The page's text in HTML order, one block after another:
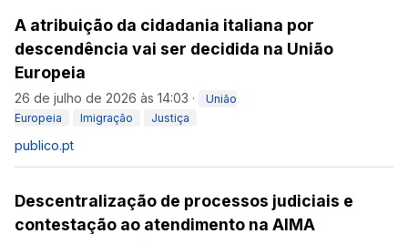
A atribuição da cidadania italiana por
descendência vai ser decidida na União
Europeia
26 de julho de 2026 às 14:03 ·
União
Europeia
Imigração Justiça
publico.pt
Descentralização de processos judiciais e
contestação ao atendimento na AIMA